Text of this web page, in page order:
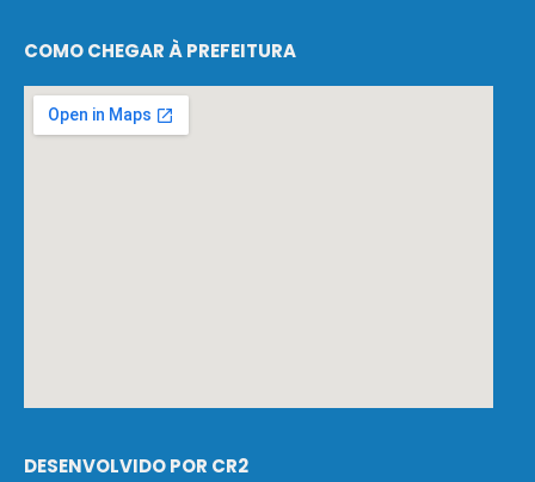
COMO CHEGAR À PREFEITURA
DESENVOLVIDO POR CR2